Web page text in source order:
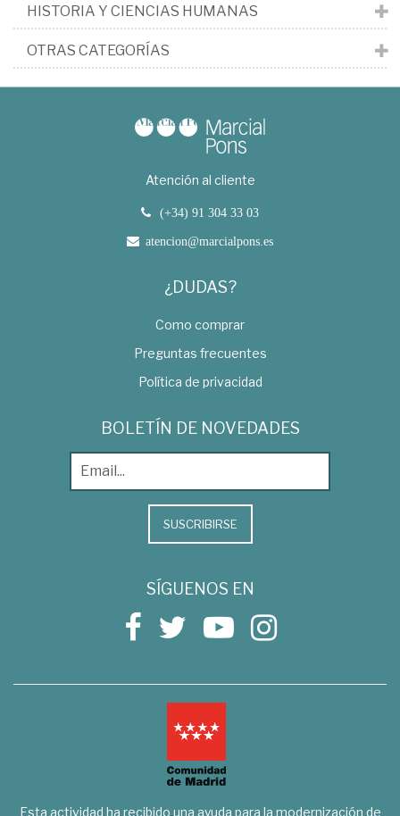
HISTORIA Y CIENCIAS HUMANAS
OTRAS CATEGORÍAS
Atención al cliente
(+34) 91 304 33 03
atencion@marcialpons.es
¿DUDAS?
Como comprar
Preguntas frecuentes
Política de privacidad
BOLETÍN DE NOVEDADES
SUSCRIBIRSE
SÍGUENOS EN
Esta actividad ha recibido una ayuda para la modernización de